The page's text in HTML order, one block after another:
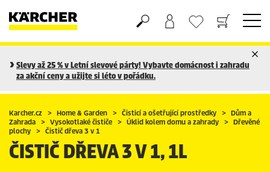
Slevy až 25 % v Letní slevové párty! Vybavte domácnost i zahradu
za akční ceny a užijte si léto v pořádku.
Karcher.cz Home & Garden Čisticí a ošetřující prostředky
Dům a
Zahrada
Vysokotlaké čističe Úklid kolem domu a zahrady
Dřevěné
plochy
Čistič dřeva 3 v 1
ČISTIČ DŘEVA 3 V 1, 1L